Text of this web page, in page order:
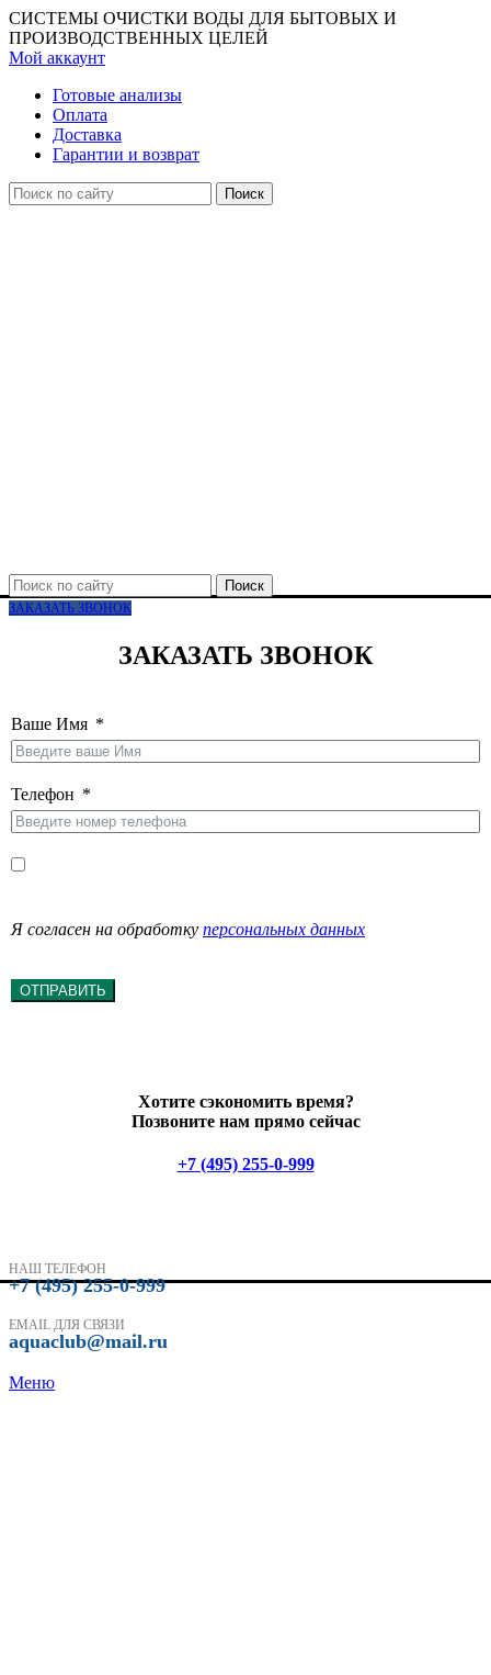
СИСТЕМЫ ОЧИСТКИ ВОДЫ ДЛЯ БЫТОВЫХ И
ПРОИЗВОДСТВЕННЫХ ЦЕЛЕЙ
Мой аккаунт
Готовые анализы
Оплата
Доставка
Гарантии и возврат
Поиск
Поиск
ЗАКАЗАТЬ ЗВОНОК
ЗАКАЗАТЬ ЗВОНОК
Ваше Имя
Телефон
Я согласен на обработку персональных данных
ОТПРАВИТЬ
Хотите сэкономить время?
Позвоните нам прямо сейчас
+7 (495) 255-0-999
НАШ ТЕЛЕФОН
+7 (495) 255-0-999
EMAIL ДЛЯ СВЯЗИ
aquaclub@mail.ru
Меню